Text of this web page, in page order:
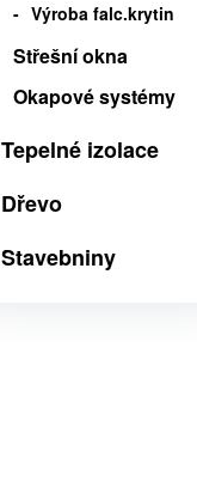
Výroba falc.krytin
Střešní okna
Okapové systémy
Tepelné izolace
Dřevo
Stavebniny